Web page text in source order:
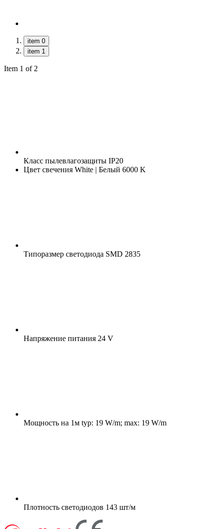
item 0
item 1
Item 1 of 2
Класс пылевлагозащиты IP20
Цвет свечения White | Белый 6000 K
Типоразмер светодиода SMD 2835
Напряжение питания 24 V
Мощность на 1м typ: 19 W/m; max: 19 W/m
Плотность светодиодов 143 шт/м